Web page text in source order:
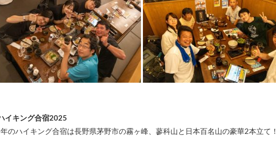
イキング合宿2025
のハイキング合宿は長野県茅野市の霧ヶ峰、蓼科山と日本百名山の豪華2本立て！